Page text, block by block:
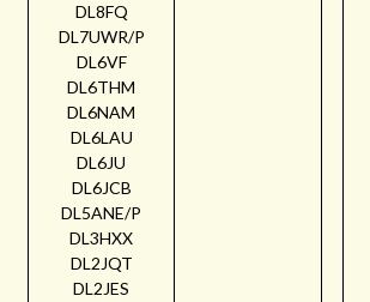
DL8FQ
DL7UWR/P
DL6VF
DL6THM
DL6NAM
DL6LAU
DL6JU
DL6JCB
DL5ANE/P
DL3HXX
DL2JQT
DL2JES